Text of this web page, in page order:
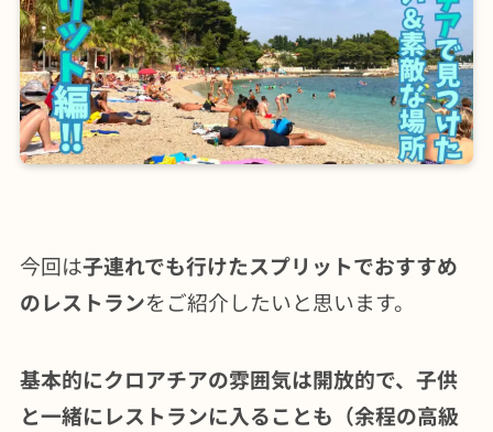
今回は子連れでも行けたスプリットでおすすめ
のレストランをご紹介したいと思います。
基本的にクロアチアの雰囲気は開放的で、子供
と一緒にレストランに入ることも（余程の高級